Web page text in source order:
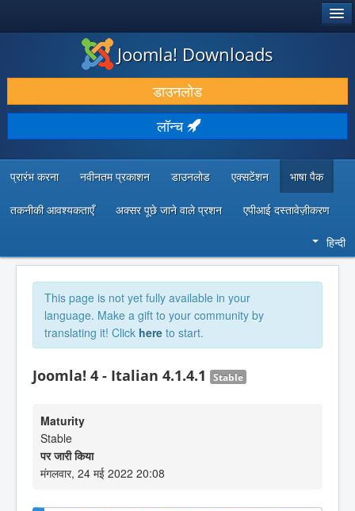
डाउनलोड करें और बढ़ाएं
खोजें और जानें
सामुदायिक समर्थन
डेवलपर संसाधन
Joomla! Downloads
डाउनलोड
लॉन्च
प्रारंभ करना नवीनतम प्रकाशन डाउनलोड एक्सटेंशन भाषा पैक
तकनीकी आवश्यकताएँ अक्सर पूछे जाने वाले प्रशन एपीआई दस्तावेज़ीकरण
हिन्दी
This page is not yet fully available in your
language. Make a gift to your community by
translating it! Click here to start.
Joomla! 4 - Italian 4.1.4.1 Stable
Maturity
Stable
पर जारी किया
मंगलवार, 24 मई 2022 20:08